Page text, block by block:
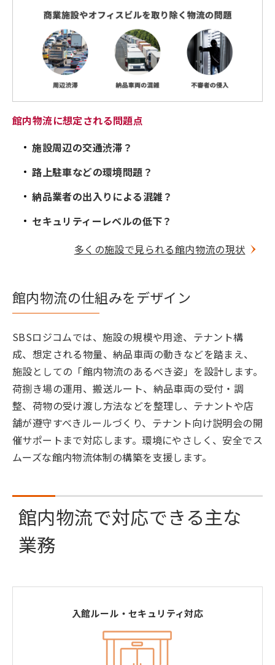
館内物流に想定される問題点
施設周辺の交通渋滞？
路上駐車などの環境問題？
納品業者の出入りによる混雑？
セキュリティーレベルの低下？
多くの施設で見られる館内物流の現状
館内物流の仕組みをデザイン
SBSロジコムでは、施設の規模や用途、テナント構
成、想定される物量、納品車両の動きなどを踏まえ、
施設としての「館内物流のあるべき姿」を設計します。
荷捌き場の運用、搬送ルート、納品車両の受付・調
整、荷物の受け渡し方法などを整理し、テナントや店
舗が遵守すべきルールづくり、テナント向け説明会の開
催サポートまで対応します。環境にやさしく、安全でス
ムーズな館内物流体制の構築を支援します。
館内物流で対応できる主な
業務
入館ルール・セキュリティ対応